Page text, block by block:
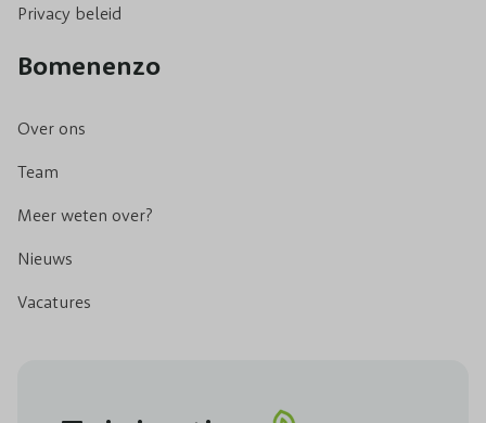
Privacy beleid
Bomenenzo
Over ons
Team
Meer weten over?
Nieuws
Vacatures